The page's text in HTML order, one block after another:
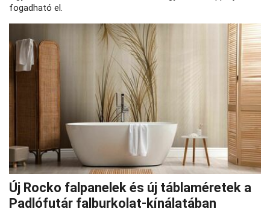
fogadható el.
Új Rocko falpanelek és új táblaméretek a
Padlófutár falburkolat-kínálatában